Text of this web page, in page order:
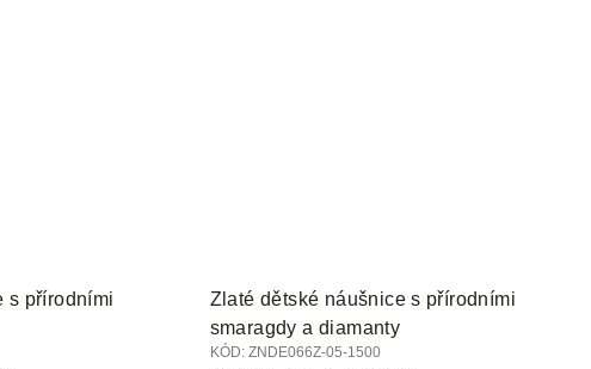
s přírodními
Zlaté dětské náušnice s přírodními
smaragdy a diamanty
KÓD: ZNDE066Z-05-1500